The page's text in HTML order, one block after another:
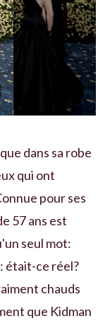
dans sa robe
qui ont
pour ses
57 ans est
seul mot:
était-ce réel?
chauds
que Kidman